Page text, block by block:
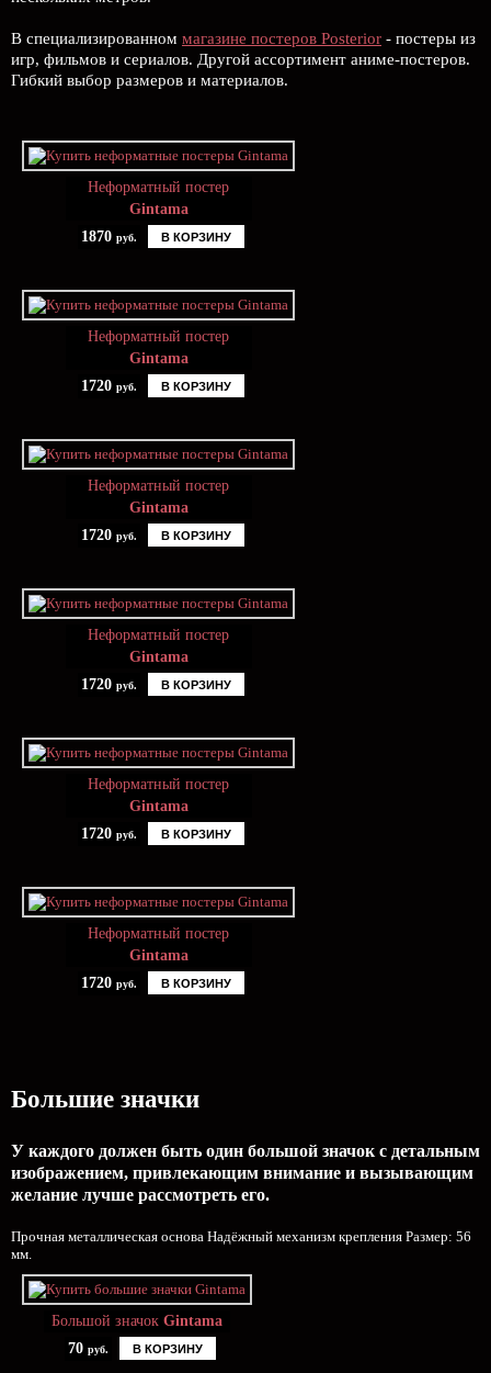
В специализированном магазине постеров Posterior - постеры из
игр, фильмов и сериалов. Другой ассортимент аниме-постеров.
Гибкий выбор размеров и материалов.
Неформатный постер
Gintama
1870 руб. В КОРЗИНУ
Неформатный постер
Gintama
1720 руб. В КОРЗИНУ
Неформатный постер
Gintama
1720 руб. В КОРЗИНУ
Неформатный постер
Gintama
1720 руб. В КОРЗИНУ
Неформатный постер
Gintama
1720 руб. В КОРЗИНУ
Неформатный постер
Gintama
1720 руб. В КОРЗИНУ
Большие значки
У каждого должен быть один большой значок с детальным
изображением, привлекающим внимание и вызывающим
желание лучше рассмотреть его.
Прочная металлическая основа Надёжный механизм крепления Размер: 56
мм.
Большой значок Gintama
70 руб. В КОРЗИНУ